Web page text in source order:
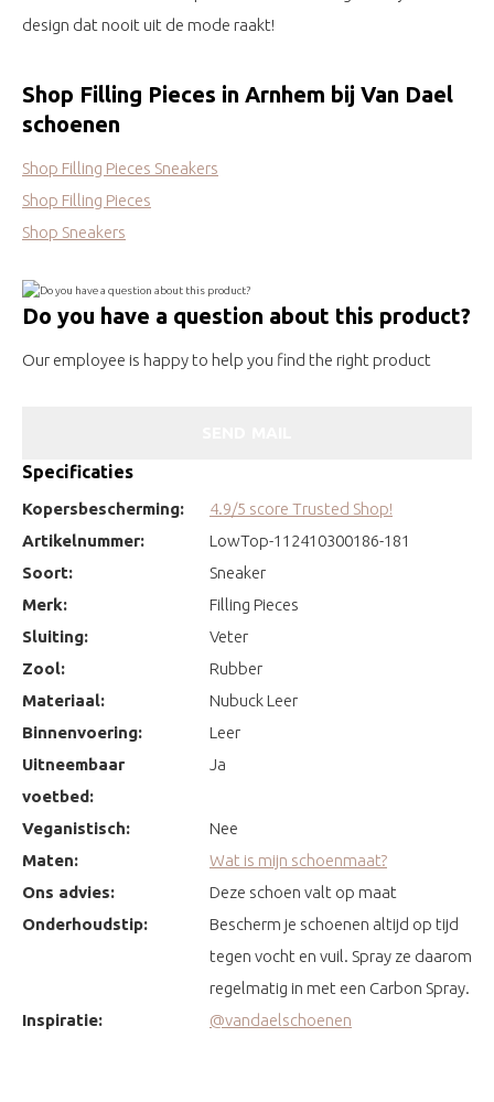
design dat nooit uit de mode raakt!
Shop Filling Pieces in Arnhem bij Van Dael
schoenen
Shop Filling Pieces Sneakers
Shop Filling Pieces
Shop Sneakers
Do you have a question about this product?
Our employee is happy to help you find the right product
Specificaties
Kopersbescherming:
4.9/5 score Trusted Shop!
Artikelnummer:
LowTop-112410300186-181
Soort:
Sneaker
Merk:
Filling Pieces
Sluiting:
Veter
Zool:
Rubber
Materiaal:
Nubuck Leer
Binnenvoering:
Leer
Uitneembaar
voetbed:
Ja
Veganistisch:
Nee
Maten:
Wat is mijn schoenmaat?
Ons advies:
Deze schoen valt op maat
Onderhoudstip:
Bescherm je schoenen altijd op tijd
tegen vocht en vuil. Spray ze daarom
regelmatig in met een Carbon Spray.
Inspiratie:
@vandaelschoenen